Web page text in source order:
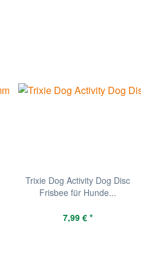
Trixie Dog Activity Dog Disc
Frisbee für Hunde...
7,99 € *